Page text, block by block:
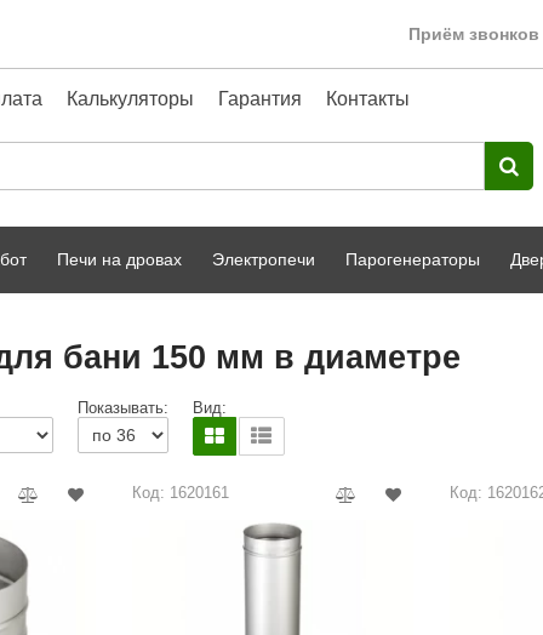
Приём звонков
Калькуляторы Гарантия Контакты
HENKI
A-Panel
Сталь-Мастер
Печи на дровах Электропечи Парогенераторы
бани 150 мм в диаметре
Показывать: Вид:
Код: 1620161 Код: